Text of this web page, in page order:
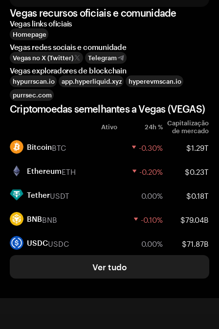
Vegas recursos oficiais e comunidade
Vegas links oficiais
Homepage
Vegas redes sociais e comunidade
Vegas no X (Twitter) Telegram
Vegas exploradores de blockchain
hypurrscan.io app.hyperliquid.xyz
hyperevmscan.io
purrsec.com
Criptomoedas semelhantes a Vegas (VEGAS)
Ativo 24h % Capitalização
de mercado
BitcoinBTC -0.30% $1.29T
EthereumETH -0.20% $0.23T
TetherUSDT 0.00% $0.18T
BNBBNB -0.10% $79.04B
USDCUSDC 0.00% $71.87B
Ver tudo